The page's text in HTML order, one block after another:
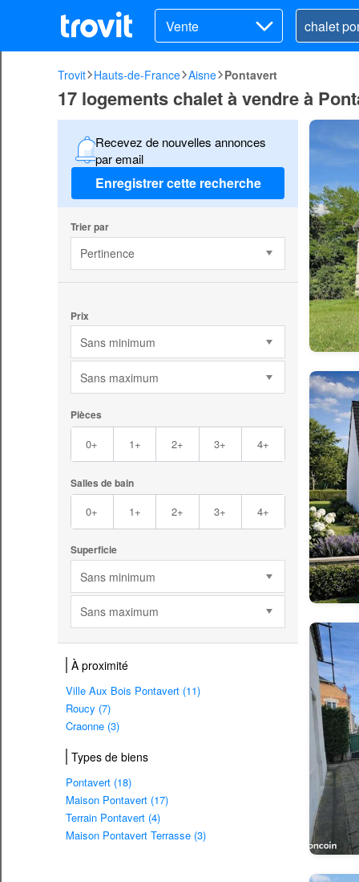
Vente
Trovit Hauts-de-France Aisne Pontavert
17 logements chalet à vendre à
Recevez de nouvelles annonces
par email
Enregistrer cette recherche
Trier par
Pertinence
Prix
Sans minimum
Sans maximum
Pièces
0+ 1+ 2+ 3+ 4+
Salles de bain
0+ 1+ 2+ 3+ 4+
Superficie
Sans minimum
Sans maximum
À proximité
Ville Aux Bois Pontavert (11)
Roucy (7)
Craonne (3)
Types de biens
Pontavert (18)
Maison Pontavert (17)
Terrain Pontavert (4)
Maison Pontavert Terrasse (3)